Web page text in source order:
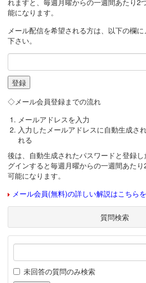
れますと、毎週月曜からの一週間あたり2
能になります。
メール配信を希望される方は、以下の欄
下さい。
◇メール会員登録までの流れ
メールアドレスを入力
入力したメールアドレスに自動生成さ
れる
後は、自動生成されたパスワードと登録
グインすると毎週月曜からの一週間あた
可能になります。
メール会員(無料)の詳しい解説はこちら
質問検索
未回答の質問のみ検索